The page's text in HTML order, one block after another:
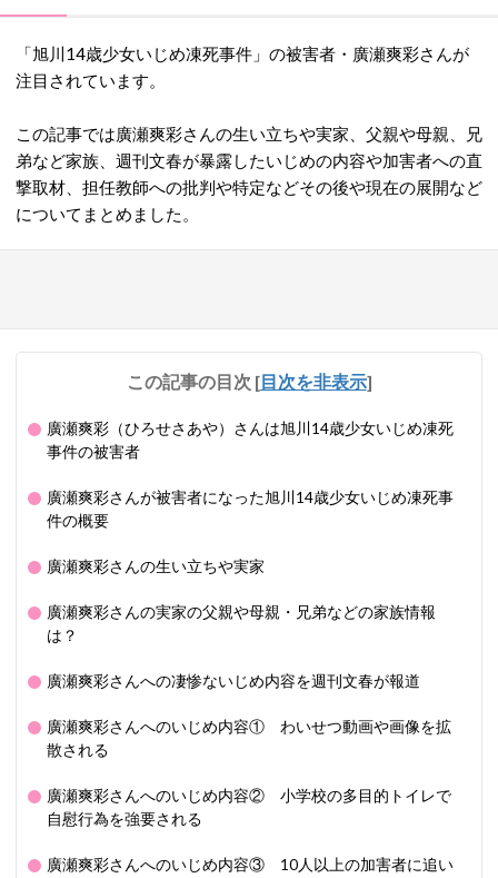
「旭川14歳少女いじめ凍死事件」の被害者・廣瀬爽彩さんが
注目されています。
この記事では廣瀬爽彩さんの生い立ちや実家、父親や母親、兄
弟など家族、週刊文春が暴露したいじめの内容や加害者への直
撃取材、担任教師への批判や特定などその後や現在の展開など
についてまとめました。
この記事の目次 [目次を非表示]
廣瀬爽彩（ひろせさあや）さんは旭川14歳少女いじめ凍死
事件の被害者
廣瀬爽彩さんが被害者になった旭川14歳少女いじめ凍死事
件の概要
廣瀬爽彩さんの生い立ちや実家
廣瀬爽彩さんの実家の父親や母親・兄弟などの家族情報
は？
廣瀬爽彩さんへの凄惨ないじめ内容を週刊文春が報道
廣瀬爽彩さんへのいじめ内容① わいせつ動画や画像を拡
散される
廣瀬爽彩さんへのいじめ内容② 小学校の多目的トイレで
自慰行為を強要される
廣瀬爽彩さんへのいじめ内容③ 10人以上の加害者に追い